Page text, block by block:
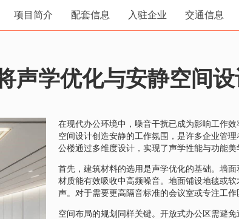
项目简介 配套信息 入驻企业 交通信息
声学优化与安静空间
在现代办公环境中，噪音干扰已成为影响工作
空间设计创造安静的工作氛围，是许多企业管
公楼通过多维度设计，实现了声学性能与功能美
首先，建筑材料的选用是声学优化的基础。墙
材质能有效吸收中高频噪音。地面铺设地毯或
声。对于需要更高隔音标准的会议室或专注工
空间布局的规划同样关键。开放式办公区需避